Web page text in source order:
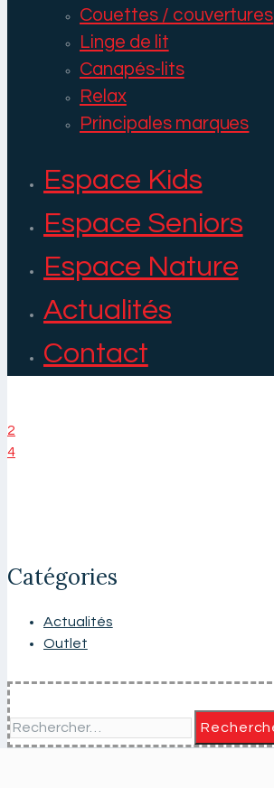
Couettes / couvertures
Linge de lit
Canapés-lits
Relax
Principales marques
Espace Kids
Espace Seniors
Espace Nature
Actualités
Contact
2
4
Catégories
Actualités
Outlet
Rechercher :